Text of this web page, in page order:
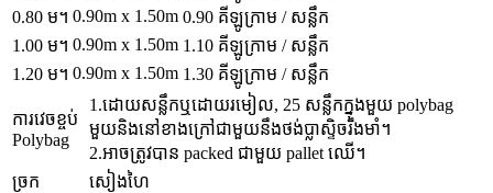
0.80 ម។ 0.90m x 1.50m 0.90 គីឡូក្រាម / សន្លឹក
1.00 ម។ 0.90m x 1.50m 1.10 គីឡូក្រាម / សន្លឹក
1.20 ម។ 0.90m x 1.50m 1.30 គីឡូក្រាម / សន្លឹក
ការវេចខ្ចប់
Polybag
1.ដោយសន្លឹកឬដោយរមៀល, 25 សន្លឹកក្នុងមួយ polybag
មួយនិងនៅខាងក្រៅជាមួយនឹងថង់ប្លាស្ទិចរឹងមាំ។
2.អាចត្រូវបាន packed ជាមួយ pallet ឈើ។
ច្រក
សៀងហៃ